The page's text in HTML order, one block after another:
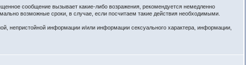
сообщение вызывает какие-либо возражения, рекомендуется немедленно
возможные сроки, в случае, если посчитаем такие действия необходимыми.
непристойной информации и/или информации сексуального характера, информации,